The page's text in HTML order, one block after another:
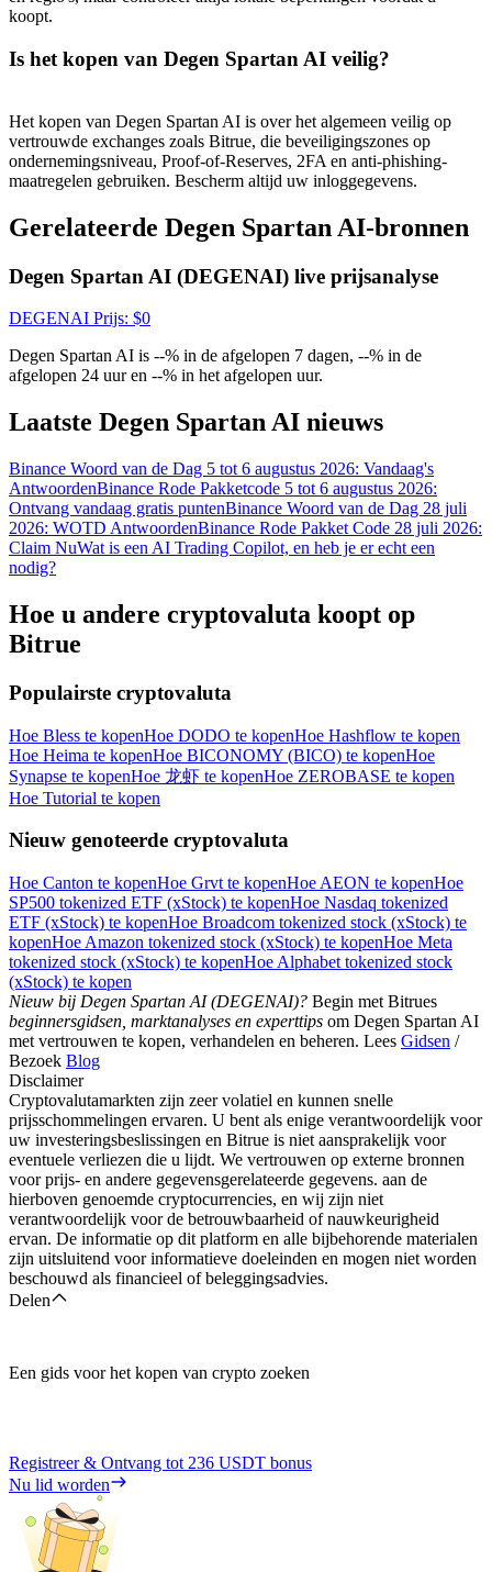
Log inAanmelden
Bitrue-app
Nederlands
koopt.
Is het kopen van Degen Spartan AI veilig?
Het kopen van Degen Spartan AI is over het algemeen veilig op
vertrouwde exchanges zoals Bitrue, die beveiligingszones op
ondernemingsniveau, Proof-of-Reserves, 2FA en anti-phishing-
maatregelen gebruiken. Bescherm altijd uw inloggegevens.
Gerelateerde Degen Spartan AI-bronnen
Degen Spartan AI (DEGENAI) live prijsanalyse
DEGENAI Prijs: $0
Degen Spartan AI is --% in de afgelopen 7 dagen, --% in de
afgelopen 24 uur en --% in het afgelopen uur.
Laatste Degen Spartan AI nieuws
Binance Woord van de Dag 5 tot 6 augustus 2026: Vandaag's
AntwoordenBinance Rode Pakketcode 5 tot 6 augustus 2026:
Ontvang vandaag gratis puntenBinance Woord van de Dag 28 juli
2026: WOTD AntwoordenBinance Rode Pakket Code 28 juli 2026:
Claim NuWat is een AI Trading Copilot, en heb je er echt een
nodig?
Hoe u andere cryptovaluta koopt op
Bitrue
Populairste cryptovaluta
Hoe Bless te kopenHoe DODO te kopenHoe Hashflow te kopen
Hoe Heima te kopenHoe BICONOMY (BICO) te kopenHoe
Synapse te kopenHoe 龙虾 te kopenHoe ZEROBASE te kopen
Hoe Tutorial te kopen
Nieuw genoteerde cryptovaluta
Hoe Canton te kopenHoe Grvt te kopenHoe AEON te kopenHoe
SP500 tokenized ETF (xStock) te kopenHoe Nasdaq tokenized
ETF (xStock) te kopenHoe Broadcom tokenized stock (xStock) te
kopenHoe Amazon tokenized stock (xStock) te kopenHoe Meta
tokenized stock (xStock) te kopenHoe Alphabet tokenized stock
(xStock) te kopen
Nieuw bij Degen Spartan AI (DEGENAI)? Begin met Bitrues
beginnersgidsen, marktanalyses en experttips om Degen Spartan AI
met vertrouwen te kopen, verhandelen en beheren. Lees Gidsen /
Bezoek Blog
Disclaimer
Cryptovalutamarkten zijn zeer volatiel en kunnen snelle
prijsschommelingen ervaren. U bent als enige verantwoordelijk voor
uw investeringsbeslissingen en Bitrue is niet aansprakelijk voor
eventuele verliezen die u lijdt. We vertrouwen op externe bronnen
voor prijs- en andere gegevensgerelateerde gegevens. aan de
hierboven genoemde cryptocurrencies, en wij zijn niet
verantwoordelijk voor de betrouwbaarheid of nauwkeurigheid
ervan. De informatie op dit platform en alle bijbehorende materialen
zijn uitsluitend voor informatieve doeleinden en mogen niet worden
beschouwd als financieel of beleggingsadvies.
Delen
Een gids voor het kopen van crypto zoeken
Registreer & Ontvang tot 236 USDT bonus
Nu lid worden